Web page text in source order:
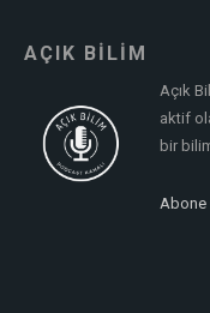
AÇIK BİLİM
Açık
aktif
bir
Abone